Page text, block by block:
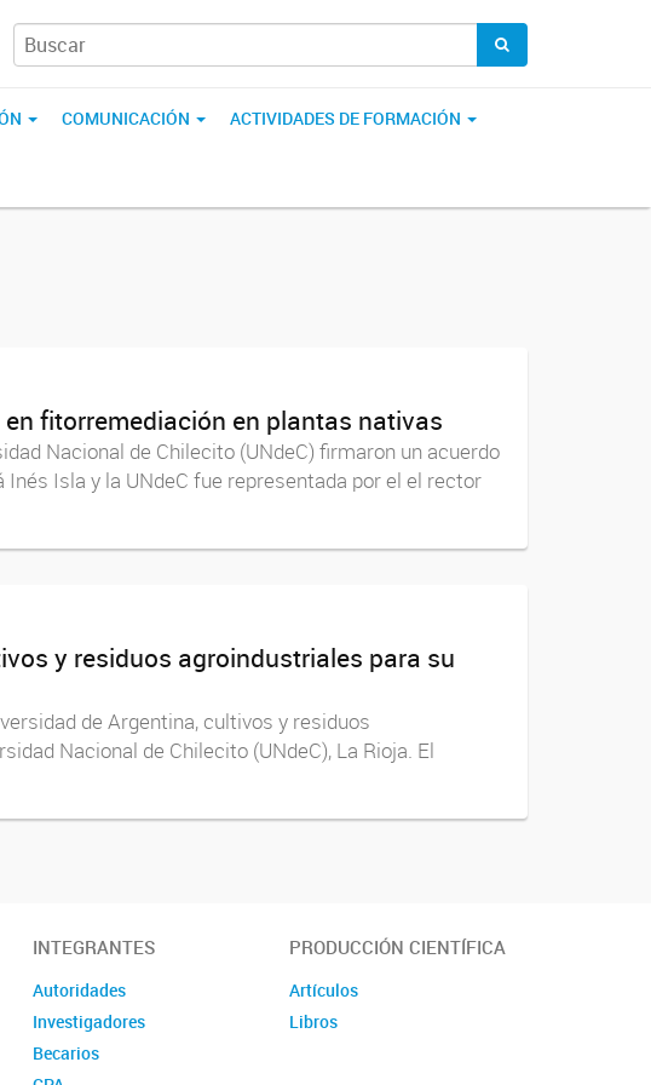
COMUNICACIÓN ACTIVIDADES DE FORMACIÓN
fitorremediación en plantas nativas
Nacional de Chilecito (UNdeC) firmaron un acuerdo
Isla y la UNdeC fue representada por el el rector
y residuos agroindustriales para su
de Argentina, cultivos y residuos
Nacional de Chilecito (UNdeC), La Rioja. El
INTEGRANTES
Autoridades
Investigadores
Becarios
PRODUCCIÓN CIENTÍFICA
Artículos
Libros